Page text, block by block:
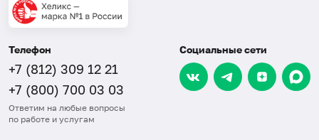
Телефон
+7 (812) 309 12 21
+7 (800) 700 03 03
Ответим на любые вопросы
по работе и услугам
Социальные сети